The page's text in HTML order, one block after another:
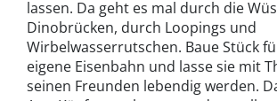
lassen. Da geht es mal durch die
Dinobrücken, durch Loopings und
Wirbelwasserrutschen. Baue Stück
eigene Eisenbahn und lasse sie mit
seinen Freunden lebendig werden.